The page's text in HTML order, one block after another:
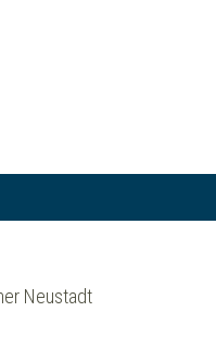
Neustadt